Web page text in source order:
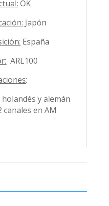
OK
Japón
España
ARL100
:
y alemán
canales en AM